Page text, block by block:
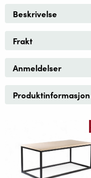
Beskrivelse
Frakt
Anmeldelser
Produktinformasjon